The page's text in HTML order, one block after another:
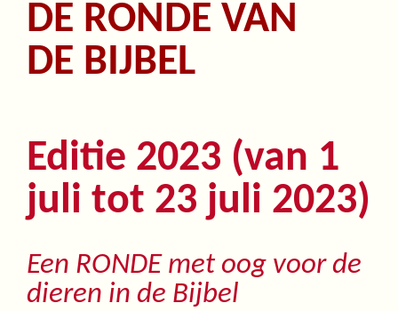
DE RONDE VAN
DE BIJBEL
Editie 2023 (van 1
juli tot 23 juli 2023)
Een RONDE met oog voor de
dieren in de Bijbel